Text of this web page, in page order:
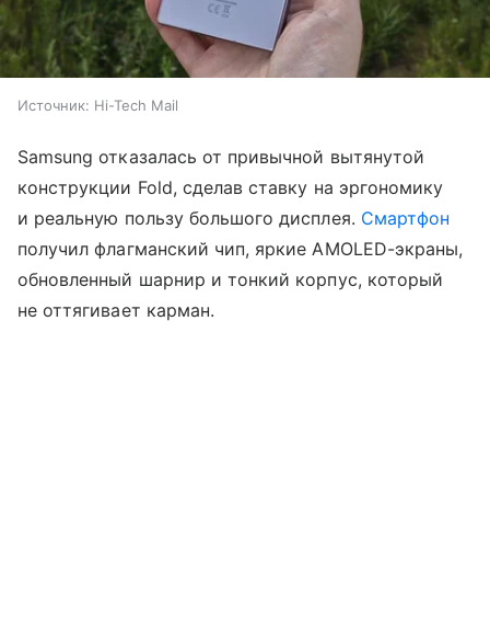
Источник: Hi-Tech Mail
Samsung отказалась от привычной вытянутой
конструкции Fold, сделав ставку на эргономику
и реальную пользу большого дисплея. Смартфон
получил флагманский чип, яркие AMOLED-экраны,
обновленный шарнир и тонкий корпус, который
не оттягивает карман.